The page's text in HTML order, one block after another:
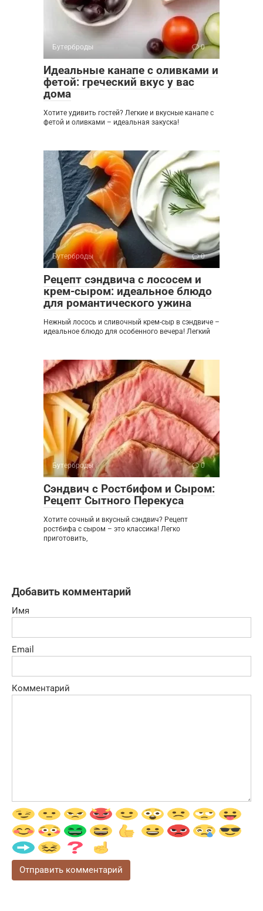
Бутерброды 0
Идеальные канапе с оливками и
фетой: греческий вкус у вас
дома
Хотите удивить гостей? Легкие и вкусные канапе с
фетой и оливками – идеальная закуска!
Бутерброды 0
Рецепт сэндвича с лососем и
крем-сыром: идеальное блюдо
для романтического ужина
Нежный лосось и сливочный крем-сыр в сэндвиче –
идеальное блюдо для особенного вечера! Легкий
Бутерброды 0
Сэндвич с Ростбифом и Сыром:
Рецепт Сытного Перекуса
Хотите сочный и вкусный сэндвич? Рецепт
ростбифа с сыром – это классика! Легко
приготовить,
Добавить комментарий
Имя
Email
Комментарий